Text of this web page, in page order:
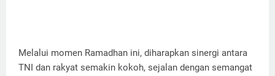
Melalui momen Ramadhan ini, diharapkan sinergi antara
TNI dan rakyat semakin kokoh, sejalan dengan semangat